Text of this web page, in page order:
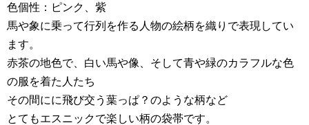
色個性：ピンク、紫
馬や象に乗って行列を作る人物の絵柄を織りで表現してい
ます。
赤茶の地色で、白い馬や像、そして青や緑のカラフルな色
の服を着た人たち
その間にに飛び交う葉っぱ？のような柄など
とてもエスニックで楽しい柄の袋帯です。